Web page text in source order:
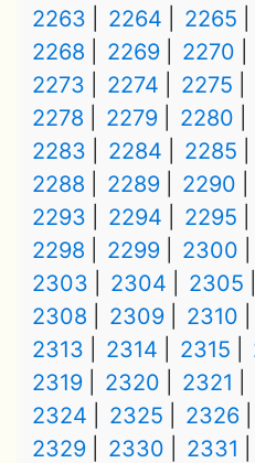
2263
2264 2265
2268
2269 2270
2273
2274 2275
2278
2279 2280
2283
2284 2285
2288
2289 2290
2293
2294 2295
2298
2299 2300
2303
2304 2305
2308
2309 2310
2313
2314 2315
2319
2320 2321
2324
2325 2326
2329
2330 2331